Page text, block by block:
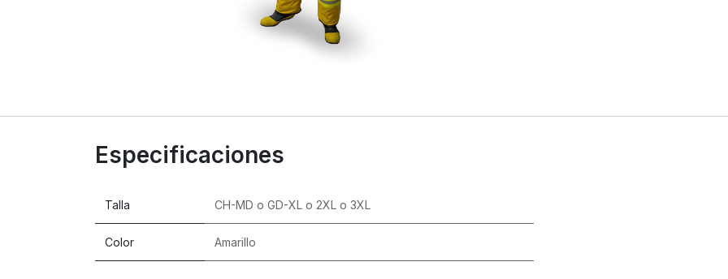
Especificaciones
Talla CH-MD o GD-XL o 2XL o 3XL
Color Amarillo